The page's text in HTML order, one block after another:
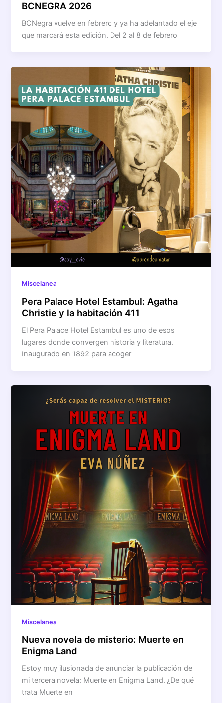
BCNEGRA 2026
BCNegra vuelve en febrero y ya ha adelantado el eje
que marcará esta edición. Del 2 al 8 de febrero
Miscelanea
Pera Palace Hotel Estambul: Agatha
Christie y la habitación 411
El Pera Palace Hotel Estambul es uno de esos
lugares donde convergen historia y literatura.
Inaugurado en 1892 para acoger
Miscelanea
Nueva novela de misterio: Muerte en
Enigma Land
Estoy muy ilusionada de anunciar la publicación de
mi tercera novela: Muerte en Enigma Land. ¿De qué
trata Muerte en